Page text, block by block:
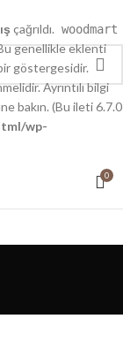
çağrıldı. woodmart
genellikle eklenti
göstergesidir.
Ayrıntılı bilgi
bakın. (Bu ileti 6.7.0
wp-
0